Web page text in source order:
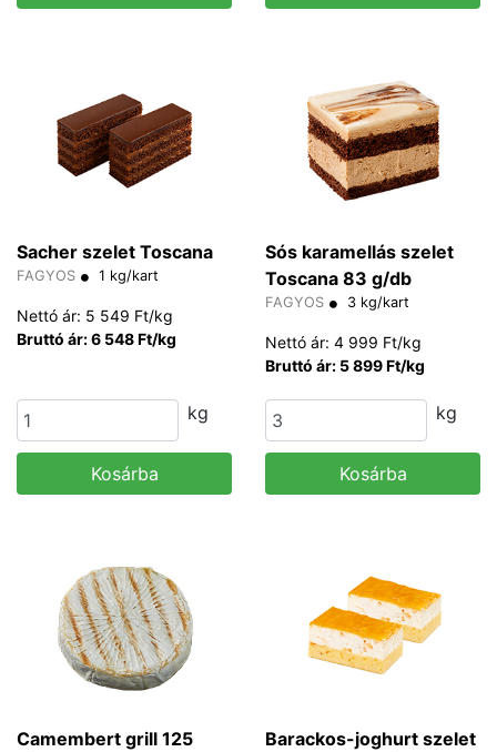
Sacher szelet Toscana
FAGYOS 1 kg/kart
Nettó ár: 5 549 Ft/kg
Bruttó ár: 6 548 Ft/kg
kg
Kosárba
Sós karamellás szelet
Toscana 83 g/db
FAGYOS 3 kg/kart
Nettó ár: 4 999 Ft/kg
Bruttó ár: 5 899 Ft/kg
kg
Kosárba
Camembert grill 125
Barackos-joghurt szelet